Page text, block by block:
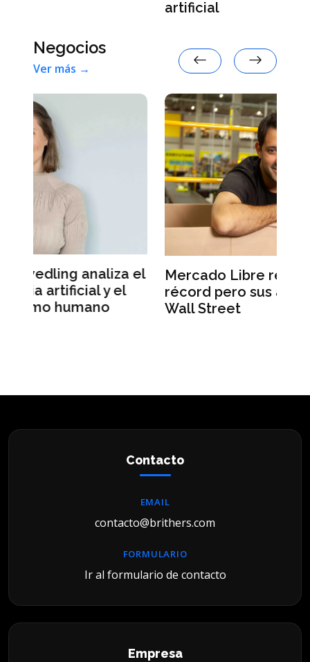
Negocios
Ver más →
Mercado Libre registra ingresos
récord pero sus acciones caen en
Wall Street
Contacto
EMAIL
contacto@brithers.com
FORMULARIO
Ir al formulario de contacto
Empresa